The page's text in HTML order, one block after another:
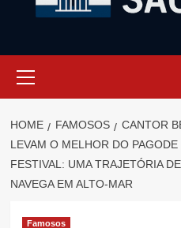
Menu
HOME FAMOSOS
CANTOR
LEVAM O MELHOR DO
FESTIVAL: UMA TRAJETÓRIA
NAVEGA EM ALTO-MAR
Famosos